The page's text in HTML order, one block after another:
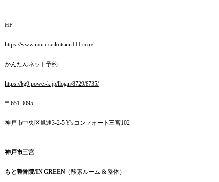
HP
https://www.moto-seikotsuin111.com/
かんたんネット予約
https://bg9.power-k.jp/llogin/8729/8735/
〒651-0095
神戸市中央区旭通3-2-5 Y'sコンフォート三宮102
神戸市三宮
もと整骨院/IN GREEN （酸素ルーム & 整体）